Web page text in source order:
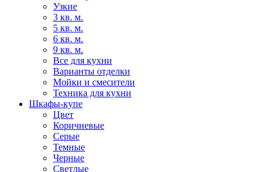
Узкие
3 кв. м.
5 кв. м.
6 кв. м.
9 кв. м.
Все для кухни
Варианты отделки
Мойки и смесители
Техника для кухни
Шкафы-купе
Цвет
Коричневые
Серые
Темные
Черные
Светлые